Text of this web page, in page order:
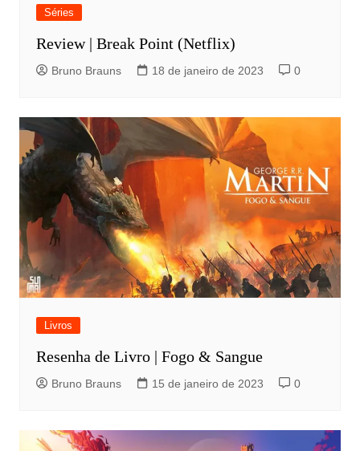
Séries
Review | Break Point (Netflix)
Bruno Brauns 18 de janeiro de 2023 0
Livros
Resenha de Livro | Fogo & Sangue
Bruno Brauns 15 de janeiro de 2023 0